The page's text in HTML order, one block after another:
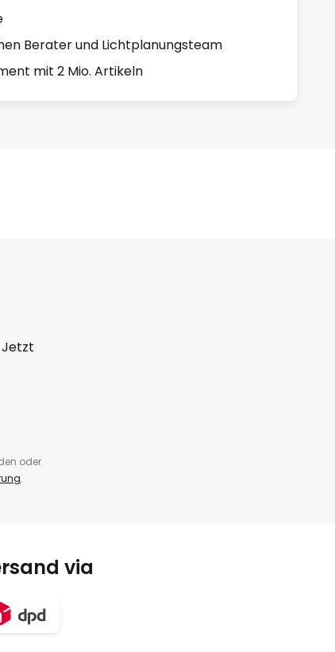
Berater und Lichtplanungsteam
mit 2 Mio. Artikeln
Jetzt
oder
.
via